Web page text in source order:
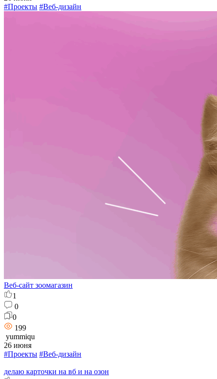
#Проекты #Веб-дизайн
Веб-сайт зоомагазин
1
0
0
199
yummiqu
26 июня
#Проекты #Веб-дизайн
делаю карточки на вб и на озон